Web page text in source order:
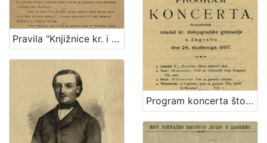
Pravila "Knjižnice kr. i slob. grada Zagreba" / Knjižnica kr. i slob. grada Zagreba
Program koncerta što ga priređuje mladež kr. dolnjogradske gimnazije u Zagrebu dne 24. studenoga 1897.